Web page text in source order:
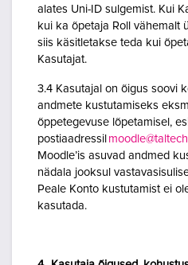
alates Uni-ID sulgemist. Kui
kui ka õpetaja Roll vähemalt
siis käsitletakse teda kui
Kasutajat.
3.4 Kasutajal on õigus soovi
andmete kustutamiseks
õppetegevuse lõpetamisel,
postiaadressil
Moodle’is asuvad andmed
nädala jooksul
Peale Konto kustutamist ei
kasutada.